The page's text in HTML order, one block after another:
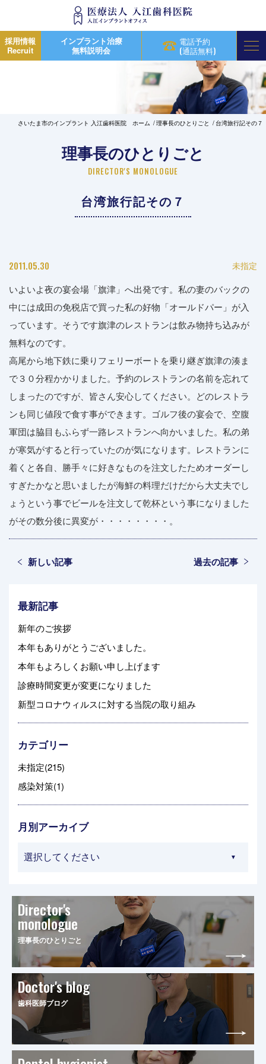
採用情報
Recruit
インプラント治療
無料説明会
電話予約
(通話無料)
さいたま市のインプラント 入江歯科医院 ホーム 理事長のひとりごと 台湾旅行記その７
理事長のひとりごと
DIRECTOR'S MONOLOGUE
台湾旅行記その７
2011.05.30 未指定
いよいよ夜の宴会場「旗津」へ出発です。私の妻のバックの
中には成田の免税店で買った私の好物「オールドパー」が入
っています。そうです旗津のレストランは飲み物持ち込みが
無料なのです。
高尾から地下鉄に乗りフェリーボートを乗り継ぎ旗津の湊ま
で３０分程かかりました。予約のレストランの名前を忘れて
しまったのですが、皆さん安心してください。どのレストラ
ンも同じ値段で食す事ができます。ゴルフ後の宴会で、空腹
軍団は脇目もふらず一路レストランへ向かいました。私の弟
が寒気がすると行っていたのが気になります。レストランに
着くと各自、勝手々に好きなものを注文したためオーダーし
すぎたかなと思いましたが海鮮の料理だけだから大丈夫でし
ょうという事でビールを注文して乾杯という事になりました
がその数分後に異変が・・・・・・・・。
新しい記事 過去の記事
最新記事
新年のご挨拶
本年もありがとうございました。
本年もよろしくお願い申し上げます
診療時間変更が変更になりました
新型コロナウィルスに対する当院の取り組み
カテゴリー
未指定(215)
感染対策(1)
月別アーカイブ
Director's
monologue
理事長のひとりごと
Doctor's blog
歯科医師ブログ